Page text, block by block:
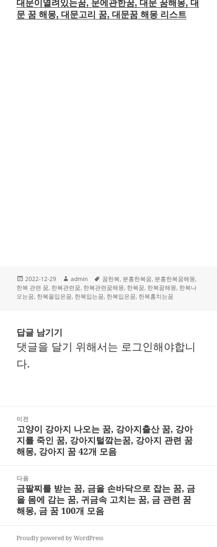
대문이열려있는꿈, 문에관한꿈, 대문 꿈해몽, 대
문 꿈 해몽, 대문고리 꿈, 대문꿈 해몽 리스트
작
성
일
2022-12-29
글
쓴
이
admin
태
그
꿈한복, 분홍한복꿈, 분홍한복꿈해몽,
한복 관련 꿈, 한복관련꿈, 한복관련꿈해몽, 한복꿈, 한복꿈해몽, 한복나
오는꿈, 한복을입은꿈, 한복입는꿈, 한복입은꿈, 한복훔치는꿈
답글 남기기
댓글을 달기 위해서는 로그인해야합니
다.
이전
이
전
고양이 강아지 나오는 꿈, 강아지출산 꿈, 강아
지를 죽인 꿈, 강아지털깤는꿈, 강아지 관련 꿈
해몽, 강아지 꿈 42개 모음
다음
다
음
금팔찌를 받는 꿈, 금을 손바닥으로 잡는 꿈, 금
을 몸에 감는 꿈, 귀금속 고치는 꿈, 금 관련 꿈
해몽, 금 꿈 100개 모음
Proudly powered by WordPress